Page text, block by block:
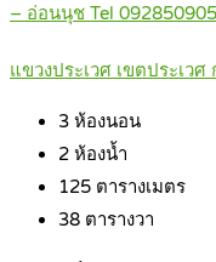
– อ่อนนุช Tel
แขวงประเวศ เขตประเว
3 ห้องนอน
2 ห้องน้ำ
125 ตารางเมตร
38 ตารางวา